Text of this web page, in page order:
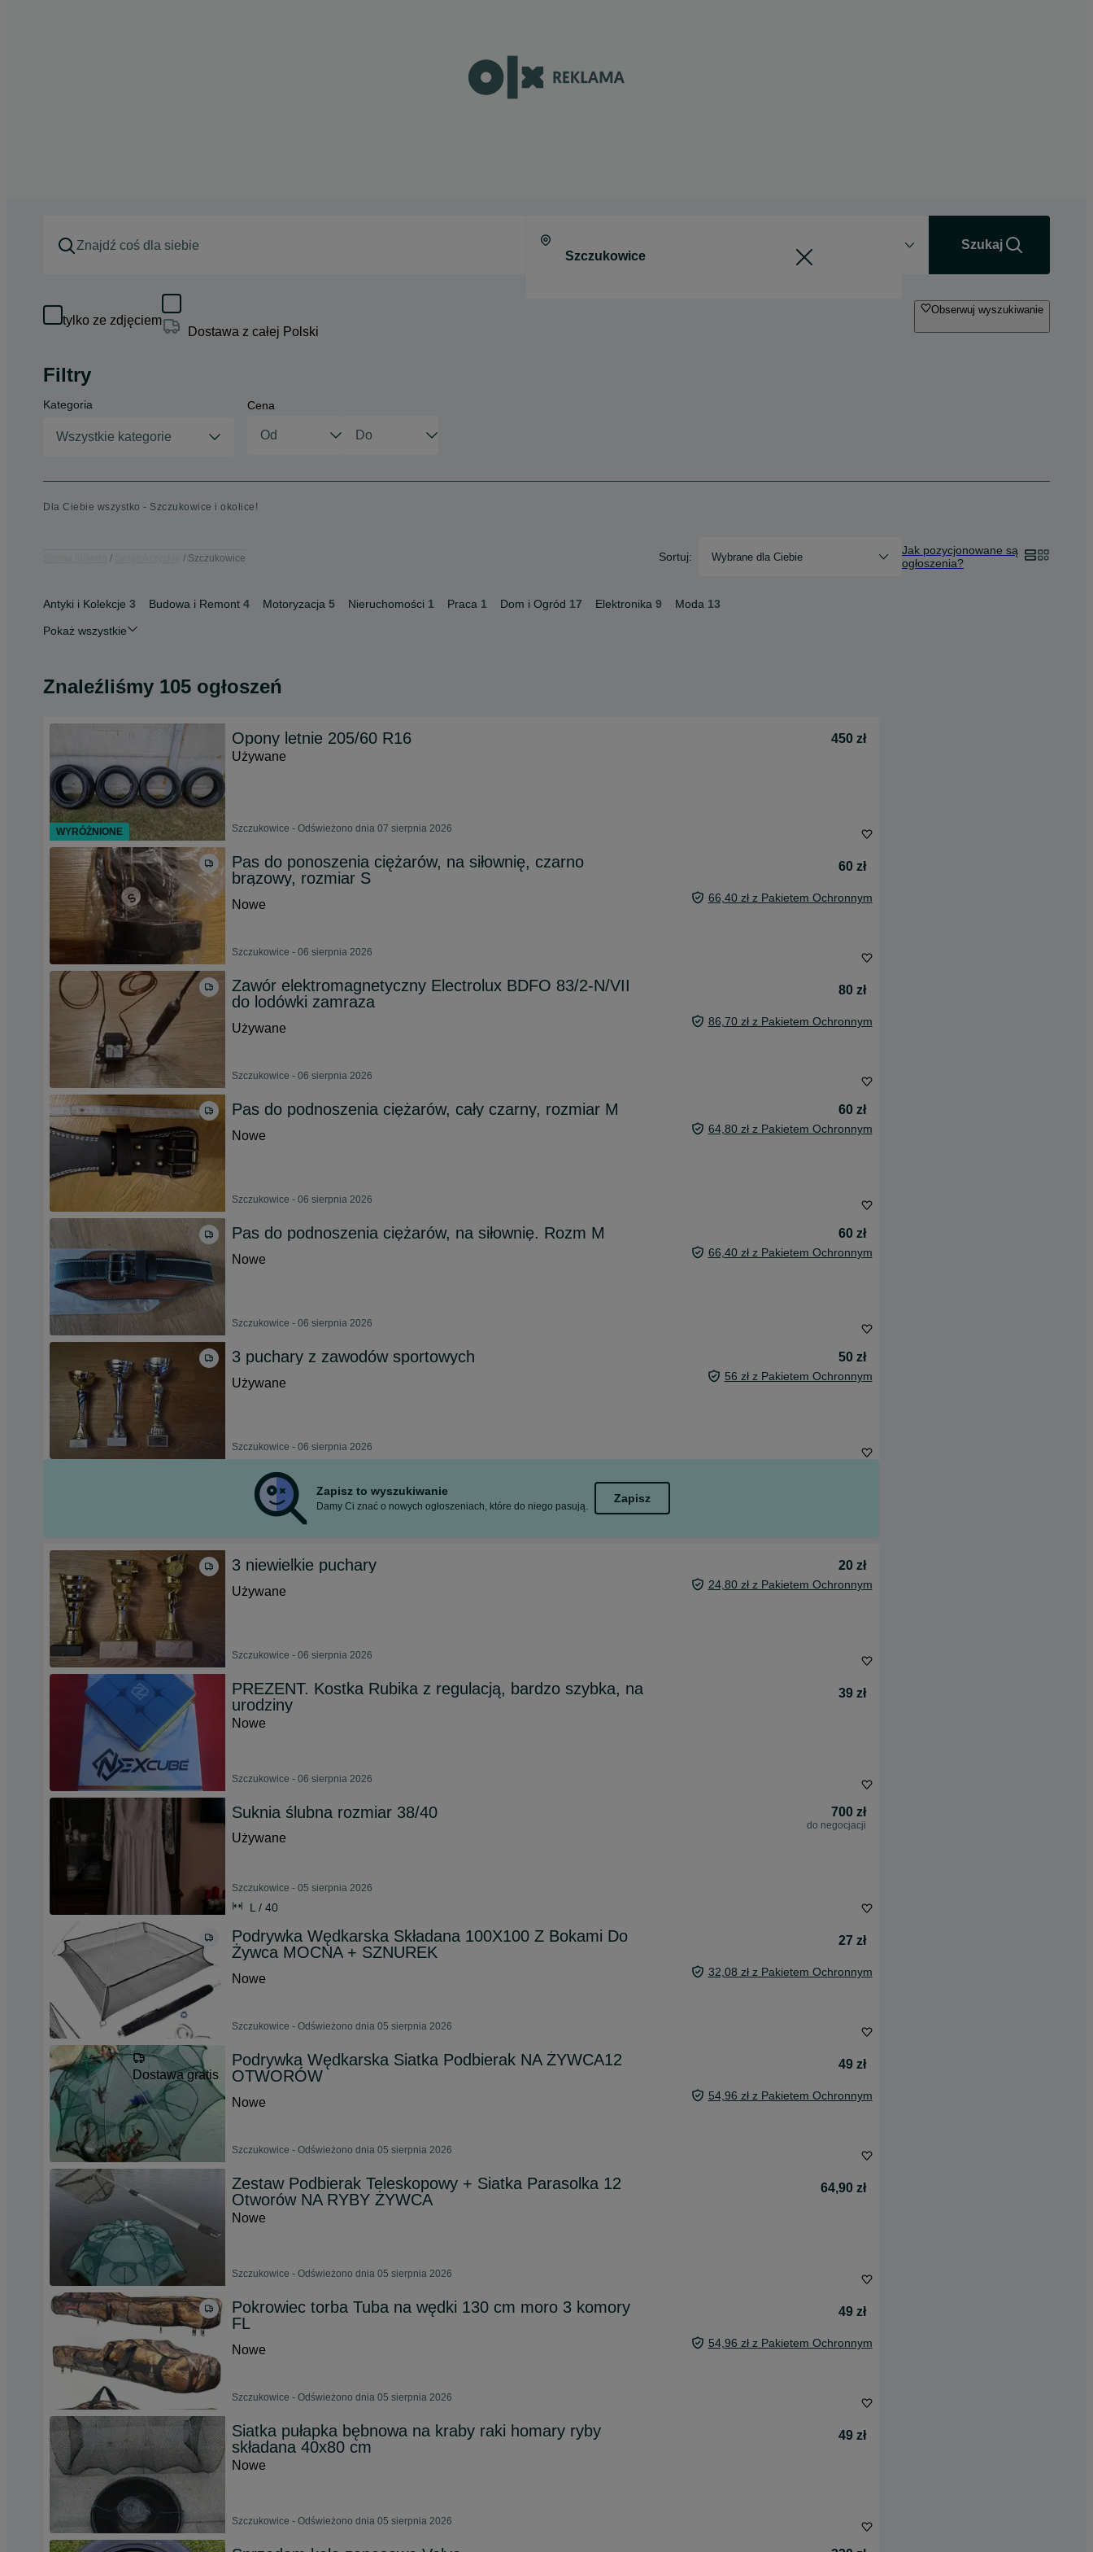
Szukaj
tylko ze zdjęciem
Dostawa z całej Polski
Obserwuj wyszukiwanie
Filtry
Kategoria
Wszystkie kategorie
Cena
Dla Ciebie wszystko - Szczukowice i okolice!
Szczukowice Sortuj: Wybrane dla Ciebie
Jak pozycjonowane są
ogłoszenia?
Antyki i Kolekcje 3 Budowa i Remont 4 Motoryzacja 5 Nieruchomości 1 Praca 1 Dom i Ogród 17 Elektronika 9 Moda 13
Pokaż wszystkie
Znaleźliśmy 105 ogłoszeń
Opony letnie 205/60 R16
450 zł
Używane
Szczukowice - Odświeżono dnia 07 sierpnia 2026
Pas do ponoszenia ciężarów, na siłownię, czarno
brązowy, rozmiar S
60 zł
Nowe 66,40 zł z Pakietem Ochronnym
Szczukowice - 06 sierpnia 2026
Zawór elektromagnetyczny Electrolux BDFO 83/2-N/VII
do lodówki zamraza
80 zł
Używane 86,70 zł z Pakietem Ochronnym
Szczukowice - 06 sierpnia 2026
Pas do podnoszenia ciężarów, cały czarny, rozmiar M
60 zł
Nowe
64,80 zł z Pakietem Ochronnym
Szczukowice - 06 sierpnia 2026
Pas do podnoszenia ciężarów, na siłownię. Rozm M
60 zł
Nowe
66,40 zł z Pakietem Ochronnym
Szczukowice - 06 sierpnia 2026
3 puchary z zawodów sportowych
50 zł
Używane
56 zł z Pakietem Ochronnym
Szczukowice - 06 sierpnia 2026
Zapisz to wyszukiwanie
Damy Ci znać o nowych ogłoszeniach, które do niego pasują.
Zapisz
3 niewielkie puchary
20 zł
Używane
24,80 zł z Pakietem Ochronnym
Szczukowice - 06 sierpnia 2026
PREZENT. Kostka Rubika z regulacją, bardzo szybka, na
urodziny
39 zł
Nowe
Szczukowice - 06 sierpnia 2026
Suknia ślubna rozmiar 38/40 700 zł
do negocjacji
Używane
Szczukowice - 05 sierpnia 2026
L / 40
Podrywka Wędkarska Składana 100X100 Z Bokami Do
Żywca MOCNA + SZNUREK
27 zł
Nowe 32,08 zł z Pakietem Ochronnym
Szczukowice - Odświeżono dnia 05 sierpnia 2026
Dostawa gratis
Podrywka Wędkarska Siatka Podbierak NA ŻYWCA12
OTWORÓW
49 zł
Nowe 54,96 zł z Pakietem Ochronnym
Szczukowice - Odświeżono dnia 05 sierpnia 2026
Zestaw Podbierak Teleskopowy + Siatka Parasolka 12
Otworów NA RYBY ŻYWCA
64,90 zł
Nowe
Szczukowice - Odświeżono dnia 05 sierpnia 2026
Pokrowiec torba Tuba na wędki 130 cm moro 3 komory
FL
49 zł
Nowe 54,96 zł z Pakietem Ochronnym
Szczukowice - Odświeżono dnia 05 sierpnia 2026
Siatka pułapka bębnowa na kraby raki homary ryby
składana 40x80 cm
49 zł
Nowe
Szczukowice - Odświeżono dnia 05 sierpnia 2026
WYRÓŻNIONE